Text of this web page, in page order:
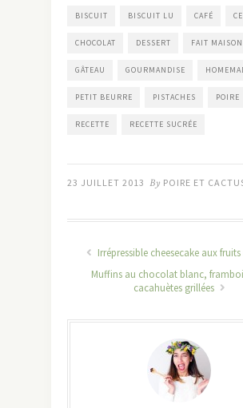
BISCUIT BISCUIT LU CAFÉ
CHOCOLAT DESSERT FAIT MAISON
GÂTEAU GOURMANDISE
PETIT BEURRE PISTACHES POIRE
RECETTE RECETTE SUCRÉE
23 JUILLET 2013 By POIRE ET
Irrépressible cheesecake aux
Muffins au chocolat blanc,
cacahuètes grillées